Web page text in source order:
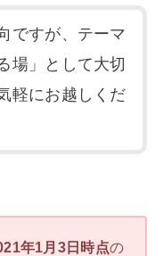
ですが、テーマ
場」として大切
軽にお越しくだ
年1月3日時点の